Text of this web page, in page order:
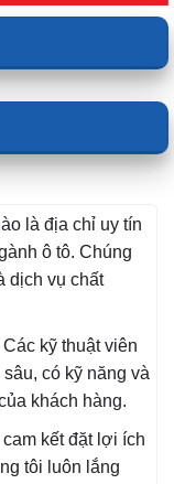
là địa chỉ uy tín
ô tô. Chúng
dịch vụ chất
kỹ thuật viên
có kỹ năng và
khách hàng.
kết đặt lợi ích
tôi luôn lắng